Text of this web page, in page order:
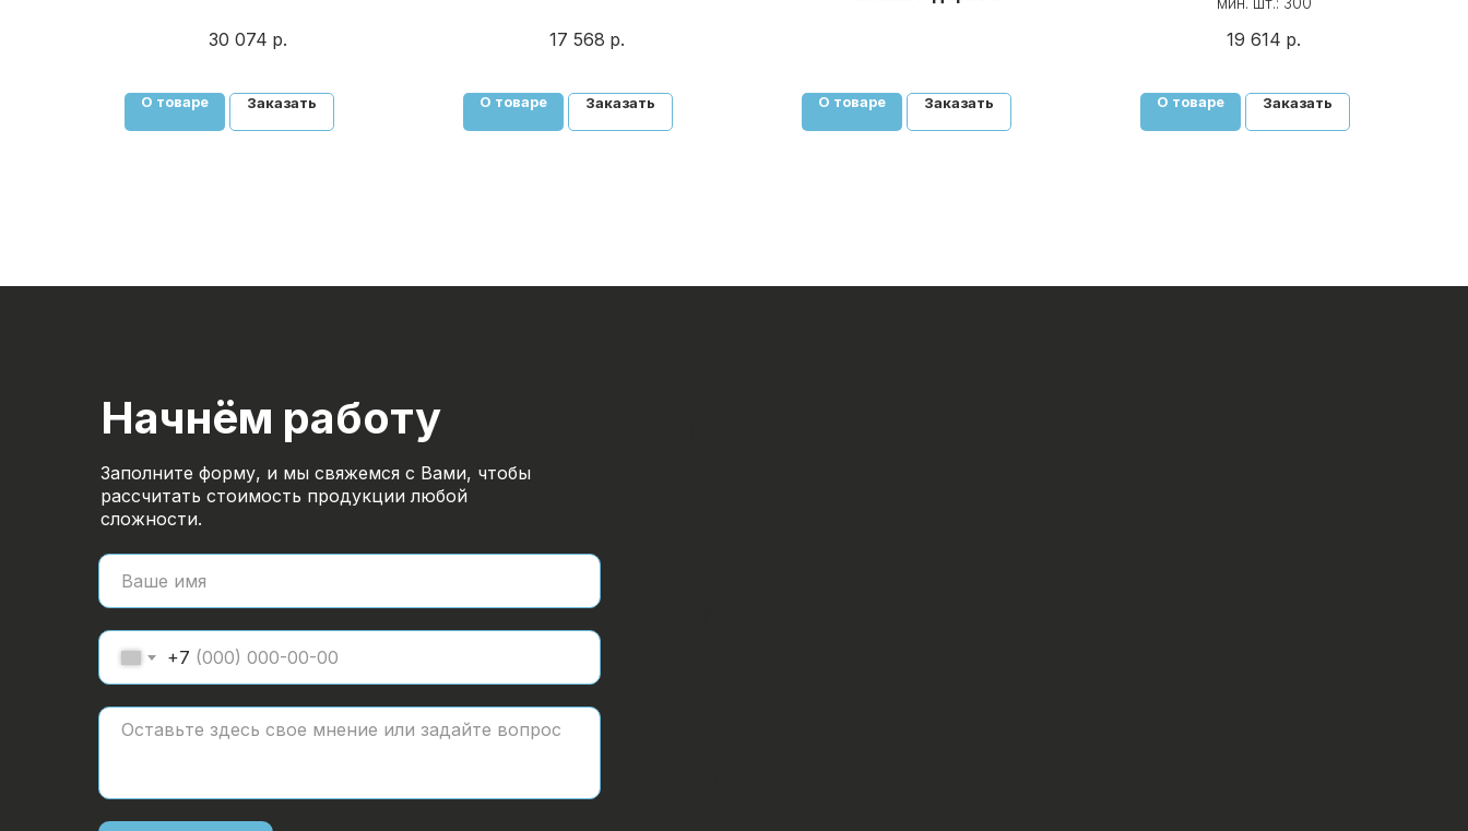
30 074 р.
О товаре Заказать
17 568 р.
О товаре Заказать О товаре Заказать
19 614 р.
О товаре Заказать
+7
Начнём работу
Заполните форму, и мы свяжемся с Вами, чтобы
рассчитать стоимость продукции любой
сложности.